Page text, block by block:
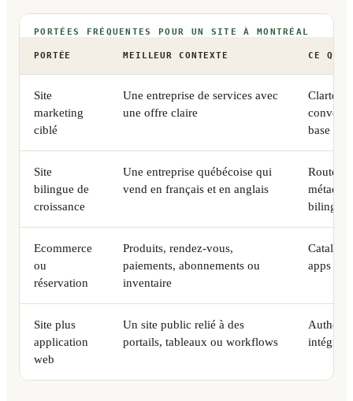
PORTÉES FRÉQUENTES POUR UN SITE À MONTRÉAL
PORTÉE MEILLEUR CONTEXTE CE QUI
Site
marketing
ciblé
Une entreprise de services avec
une offre claire
Clarté
base
Site
bilingue de
croissance
Une entreprise québécoise qui
vend en français et en anglais
Routes
bilingue
Ecommerce
ou
réservation
Produits, rendez-vous,
paiements, abonnements ou
inventaire
apps et
Site plus
application
web
Un site public relié à des
portails, tableaux ou workflows